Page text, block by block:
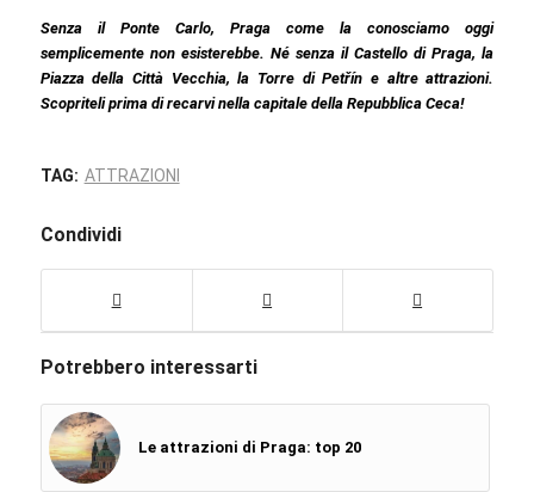
Senza il Ponte Carlo, Praga come la conosciamo oggi
semplicemente non esisterebbe. Né senza il Castello di Praga, la
Piazza della Città Vecchia, la Torre di Petřín e altre attrazioni.
Scopriteli prima di recarvi nella capitale della Repubblica Ceca!
TAG: ATTRAZIONI
Condividi
Potrebbero interessarti
Le attrazioni di Praga: top 20